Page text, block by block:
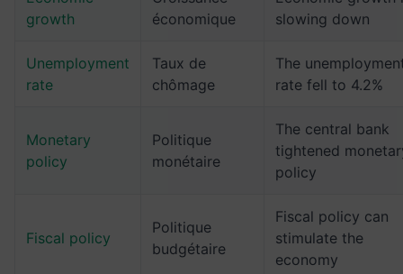
growth
économique
slowing down
Unemployment
rate
Taux de
chômage
The
rate fell to 4.2%
Monetary
policy
Politique
monétaire
The central bank
tightened
policy
Fiscal policy
Politique
budgétaire
Fiscal policy can
stimulate the
economy